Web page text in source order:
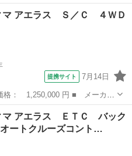
マ ■ グレード名： ４ＷＤ
■ ドア枚数： 4D ■...
マ アエラス Ｓ／Ｃ ４ＷＤ
提携サイト 7月14日
■ グレード名： アエラ
■ ドア枚数： 4D ■ ...
マ アエラス ＥＴＣ バック
ートクルーズコント…